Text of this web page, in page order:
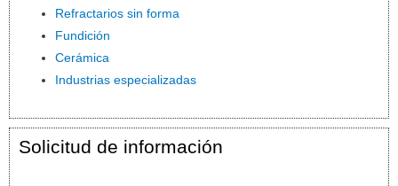
Refractarios sin forma
Fundición
Cerámica
Industrias especializadas
Solicitud de información